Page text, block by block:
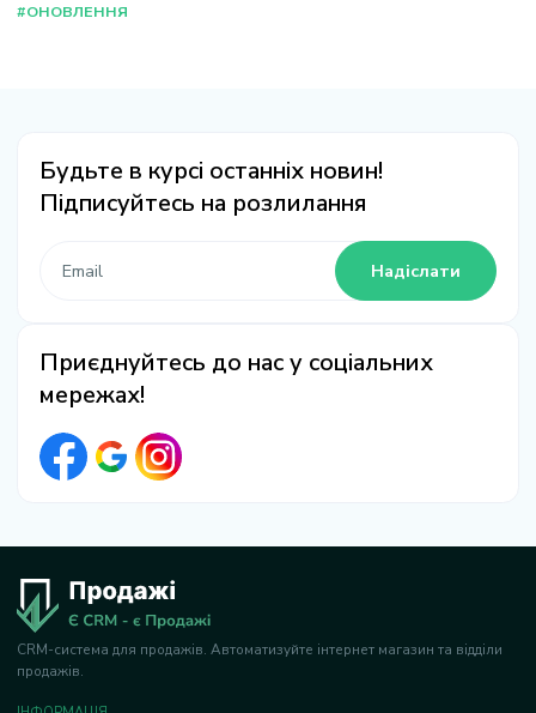
#ОНОВЛЕННЯ
Будьте в курсі останніх новин!
Підписуйтесь на розлилання
Надіслати
Приєднуйтесь до нас у соціальних
мережах!
CRM-система для продажів. Автоматизуйте інтернет магазин та відділи
продажів.